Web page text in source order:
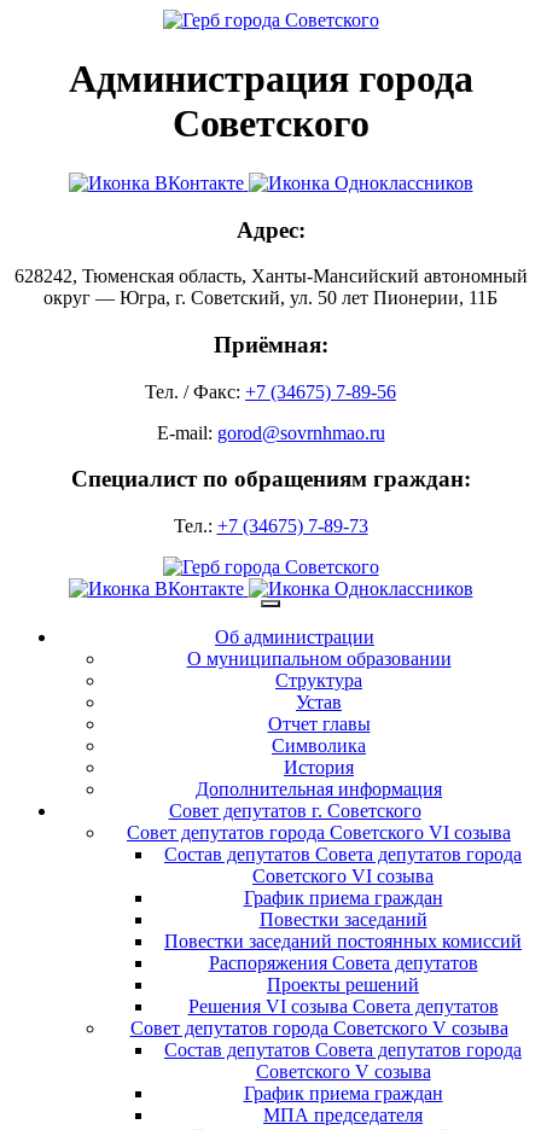
Администрация города
Советского
Адрес:
628242, Тюменская область, Ханты-Мансийский автономный
округ — Югра, г. Советский, ул. 50 лет Пионерии, 11Б
Приёмная:
Тел. / Факс: +7 (34675) 7-89-56
E-mail: gorod@sovrnhmao.ru
Специалист по обращениям граждан:
Тел.: +7 (34675) 7-89-73
Об администрации
О муниципальном образовании
Структура
Устав
Отчет главы
Символика
История
Дополнительная информация
Совет депутатов г. Советского
Совет депутатов города Советского VI созыва
Состав депутатов Совета депутатов города
Советского VI созыва
График приема граждан
Повестки заседаний
Повестки заседаний постоянных комиссий
Распоряжения Совета депутатов
Проекты решений
Решения VI созыва Совета депутатов
Совет депутатов города Советского V созыва
Состав депутатов Совета депутатов города
Советского V созыва
График приема граждан
МПА председателя